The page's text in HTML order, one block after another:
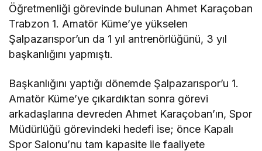
Öğretmenliği görevinde bulunan Ahmet Karaçoban
Trabzon 1. Amatör Küme’ye yükselen
Şalpazarıspor’un da 1 yıl antrenörlüğünü, 3 yıl
başkanlığını yapmıştı.
Başkanlığını yaptığı dönemde Şalpazarıspor’u 1.
Amatör Küme’ye çıkardıktan sonra görevi
arkadaşlarına devreden Ahmet Karaçoban’ın, Spor
Müdürlüğü görevindeki hedefi ise; önce Kapalı
Spor Salonu’nu tam kapasite ile faaliyete